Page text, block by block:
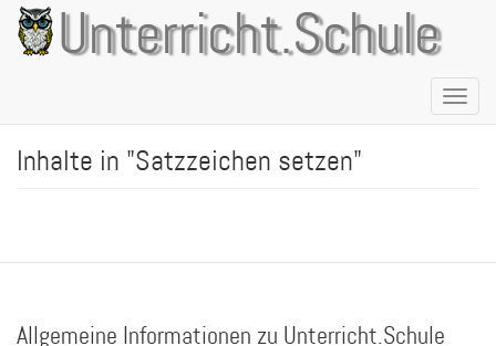
Direkt
zum
Inhalt
Unterricht.Schule
Inhalte in "Satzzeichen setzen"
Allgemeine Informationen zu Unterricht.Schule